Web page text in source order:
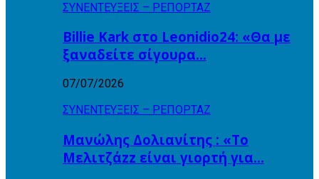
ΣΥΝΕΝΤΕΥΞΕΙΣ – ΡΕΠΟΡΤΑΖ
Billie Kark στο Leonidio24: «Θα με
ξαναδείτε σίγουρα…
07/07/2026
ΣΥΝΕΝΤΕΥΞΕΙΣ – ΡΕΠΟΡΤΑΖ
Μανώλης Δολιανίτης : «Το
Μελιτζάzz είναι γιορτή για…